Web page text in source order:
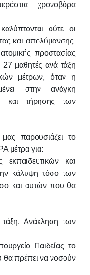
χρονοβόρα
ούτε οι
και απολύμανσης,
προστασίας
27 μαθητές ανά τάξη
μέτρων, όταν η
στην ανάγκη
και τήρησης των
παρουσιάζει το
μέτρα για:
και
κάλυψη τόσο των
και αυτών που θα
Ανάκληση των
Παιδείας το
θα πρέπει να νοσούν